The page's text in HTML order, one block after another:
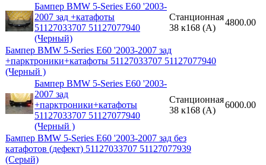
Бампер BMW 5-Series E60 '2003-
2007 зад +катафоты
51127033707 51127077940
(Черный)
Станционная
38 к168 (A)
4800.00
Бампер BMW 5-Series E60 '2003-2007 зад
+парктроники+катафоты 51127033707 51127077940
(Черный )
Бампер BMW 5-Series E60 '2003-
2007 зад
+парктроники+катафоты
51127033707 51127077940
(Черный )
Станционная
38 к168 (A)
6000.00
Бампер BMW 5-Series E60 '2003-2007 зад без
катафотов (дефект) 51127033707 51127077939
(Серый)